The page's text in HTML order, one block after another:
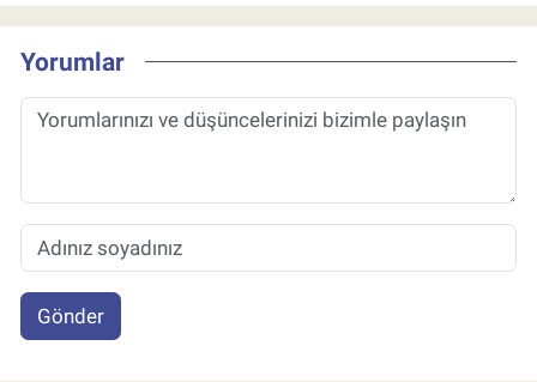
Yorumlar
Gönder